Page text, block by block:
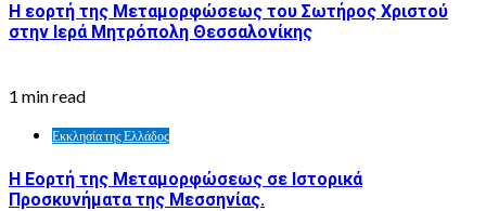
Η εορτή της Μεταμορφώσεως του Σωτήρος Χριστού
στην Ιερά Μητρόπολη Θεσσαλονίκης
1 min read
Εκκλησία της Ελλάδος
Η Εορτή της Μεταμορφώσεως σε Ιστορικά
Προσκυνήματα της Μεσσηνίας.